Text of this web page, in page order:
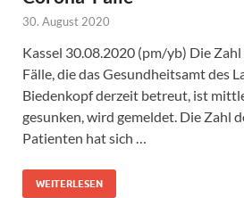
30. August 2020
Kassel 30.08.2020 (pm/yb) Die
Fälle, die das Gesundheitsamt des
Biedenkopf derzeit betreut, ist
gesunken, wird gemeldet. Die Zahl
Patienten hat sich …
WEITERLESEN